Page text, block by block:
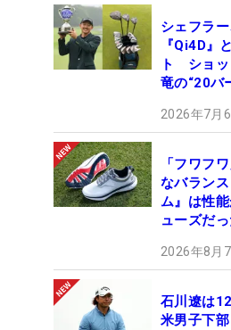
トタイプ）
5W：ブリヂストンTOUR B
ック7X）
MODUS³プロトタイプ）
4I～9I：ブリヂストン221CB（
ロトタイプ）
PW：ブリヂストン220MB（
52°：ブリヂストンX-Wedge
58.5°：タイトリストVokey
PT：オデッセイTRI-HOT 5K
シェフラ
『Qi4D』
ト ショッ
竜の“20バ
2026年7月
「フワフ
なバラン
ム』は性
ューズだ
2026年8月
石川遼は
米男子下部